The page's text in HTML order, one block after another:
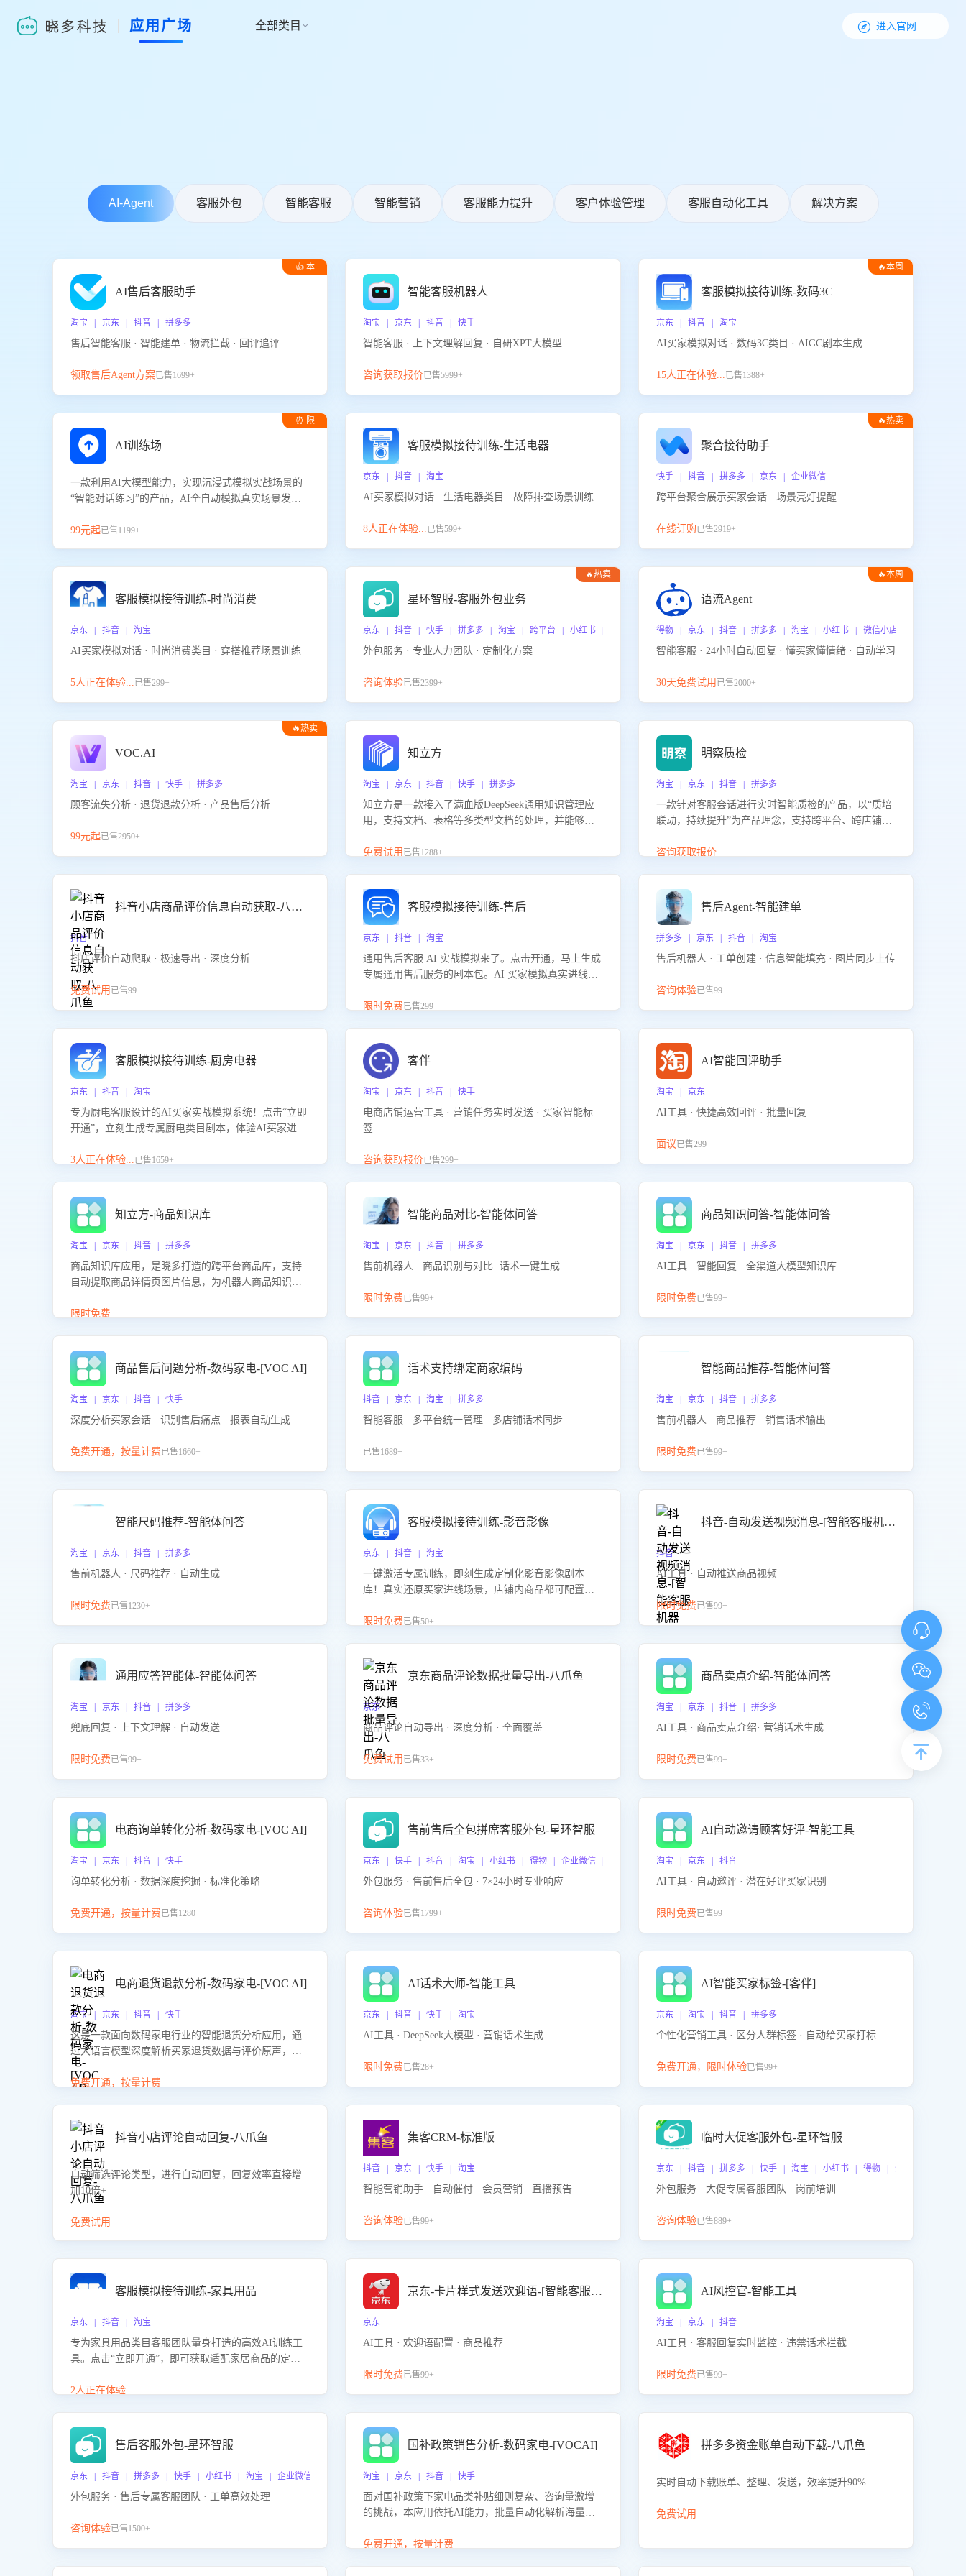
应用广场 全部类目   进入官网
AI-Agent 客服外包 智能客服 智能营销 客服能力提升 客户体验管理 客服自动化工具 解决方案
👍 本
AI售后客服助手
淘宝 | 京东 | 抖音 | 拼多多
售后智能客服 · 智能建单 · 物流拦截 · 回评追评
领取售后Agent方案已售1699+
智能客服机器人
淘宝 | 京东 | 抖音 | 快手
智能客服 · 上下文理解回复 · 自研XPT大模型
咨询获取报价已售5999+
🔥本周
客服模拟接待训练-数码3C
京东 | 抖音 | 淘宝
AI买家模拟对话 · 数码3C类目 · AIGC剧本生成
15人正在体验...已售1388+
⏰ 限
AI训练场
一款利用AI大模型能力，实现沉浸式模拟实战场景的
“智能对话练习”的产品，AI全自动模拟真实场景发生
提升客服团队的销服能力。
99元起已售1199+
客服模拟接待训练-生活电器
京东 | 抖音 | 淘宝
AI买家模拟对话 · 生活电器类目 · 故障排查场景训练
8人正在体验...已售599+
🔥热卖
聚合接待助手
快手 | 抖音 | 拼多多 | 京东 | 企业微信
跨平台聚合展示买家会话 · 场景亮灯提醒
在线订购已售2919+
客服模拟接待训练-时尚消费
京东 | 抖音 | 淘宝
AI买家模拟对话 · 时尚消费类目 · 穿搭推荐场景训练
5人正在体验...已售299+
🔥热卖
星环智服-客服外包业务
京东 | 抖音 | 快手 | 拼多多 | 淘宝 | 跨平台 | 小红书 | 得物 | 企业微信
外包服务 · 专业人力团队 · 定制化方案
咨询体验已售2399+
🔥本周
语流Agent
得物 | 京东 | 抖音 | 拼多多 | 淘宝 | 小红书 | 微信小店 | 快手 | 唯品
智能客服 · 24小时自动回复 · 懂买家懂情绪 · 自动学习
30天免费试用 已售2000+
🔥热卖
VOC.AI
淘宝 | 京东 | 抖音 | 快手 | 拼多多
顾客流失分析 · 退货退款分析 · 产品售后分析
99元起已售2950+
知立方
淘宝 | 京东 | 抖音 | 快手 | 拼多多
知立方是一款接入了满血版DeepSeek通用知识管理应
用，支持文档、表格等多类型文档的处理，并能够基
景提供强大的知识支持，帮助用户高效管理和利用知
免费试用 已售1288+
明察质检
淘宝 | 京东 | 抖音 | 拼多多
一款针对客服会话进行实时智能质检的产品，以“质培
联动，持续提升”为产品理念，支持跨平台、跨店铺的
联动，持续提升客服团队的销服能力。
咨询获取报价
抖音小店商品评价信息自动获取-八爪鱼
抖音
抖店评价自动爬取 · 极速导出 · 深度分析
免费试用 已售99+
客服模拟接待训练-售后
京东 | 抖音 | 淘宝
通用售后客服 AI 实战模拟来了。点击开通，马上生成
专属通用售后服务的剧本包。AI 买家模拟真实进线咨
咨询等售后场景的应对要点，轻松提升服务能力。
限时免费已售299+
售后Agent-智能建单
拼多多 | 京东 | 抖音 | 淘宝
售后机器人 · 工单创建 · 信息智能填充 · 图片同步上传
咨询体验已售99+
客服模拟接待训练-厨房电器
京东 | 抖音 | 淘宝
专为厨电客服设计的AI买家实战模拟系统！点击“立即
开通”，立刻生成专属厨电类目剧本，体验AI买家进线
能咨询”等真实场景应对技巧！
3人正在体验...已售1659+
客伴
淘宝 | 京东 | 抖音 | 快手
电商店铺运营工具 · 营销任务实时发送 · 买家智能标
签
咨询获取报价已售299+
AI智能回评助手
淘宝 | 京东
AI工具 · 快捷高效回评 · 批量回复
面议已售299+
知立方-商品知识库
淘宝 | 京东 | 抖音 | 拼多多
商品知识库应用，是晓多打造的跨平台商品库，支持
自动提取商品详情页图片信息，为机器人商品知识问
商品知识。
限时免费
智能商品对比-智能体问答
淘宝 | 京东 | 抖音 | 拼多多
售前机器人 · 商品识别与对比 ·话术一键生成
限时免费已售99+
商品知识问答-智能体问答
淘宝 | 京东 | 抖音 | 拼多多
AI工具 · 智能回复 · 全渠道大模型知识库
限时免费已售99+
商品售后问题分析-数码家电-[VOC AI]
淘宝 | 京东 | 抖音 | 快手
深度分析买家会话 · 识别售后痛点 · 报表自动生成
免费开通，按量计费已售1660+
话术支持绑定商家编码
抖音 | 京东 | 淘宝 | 拼多多
智能客服 · 多平台统一管理 · 多店铺话术同步
已售1689+
智能商品推荐-智能体问答
淘宝 | 京东 | 抖音 | 拼多多
售前机器人 · 商品推荐 · 销售话术输出
限时免费已售99+
智能尺码推荐-智能体问答
淘宝 | 京东 | 抖音 | 拼多多
售前机器人 · 尺码推荐 · 自动生成
限时免费已售1230+
客服模拟接待训练-影音影像
京东 | 抖音 | 淘宝
一键激活专属训练，即刻生成定制化影音影像剧本
库！真实还原买家进线场景，店铺内商品都可配置到
升客服售前转化率。点击 “立即开通”，快速获取影音
限时免费已售50+
抖音-自动发送视频消息-[智能客服机器人]
抖音
AI工具 · 自动推送商品视频
限时免费已售99+
通用应答智能体-智能体问答
淘宝 | 京东 | 抖音 | 拼多多
兜底回复 · 上下文理解 · 自动发送
限时免费已售99+
京东商品评论数据批量导出-八爪鱼
京东
商品评论自动导出 · 深度分析 · 全面覆盖
免费试用 已售33+
商品卖点介绍-智能体问答
淘宝 | 京东 | 抖音 | 拼多多
AI工具 · 商品卖点介绍· 营销话术生成
限时免费已售99+
电商询单转化分析-数码家电-[VOC AI]
淘宝 | 京东 | 抖音 | 快手
询单转化分析 · 数据深度挖掘 · 标准化策略
免费开通，按量计费已售1280+
售前售后全包拼席客服外包-星环智服
京东 | 快手 | 抖音 | 淘宝 | 小红书 | 得物 | 企业微信 | 跨平台
外包服务 · 售前售后全包 · 7×24小时专业响应
咨询体验已售1799+
AI自动邀请顾客好评-智能工具
淘宝 | 京东 | 抖音
AI工具 · 自动邀评 · 潜在好评买家识别
限时免费已售99+
电商退货退款分析-数码家电-[VOC AI]
淘宝 | 京东 | 抖音 | 快手
这是一款面向数码家电行业的智能退货分析应用，通
过大语言模型深度解析买家退货数据与评价原声，精
准识别产品质量、描述不符、物流破损等核心退货原
因，并输出可落地的改进建议，通过挖掘用户痛点驱
免费开通，按量计费
AI话术大师-智能工具
京东 | 抖音 | 快手 | 淘宝
AI工具 · DeepSeek大模型 · 营销话术生成
限时免费已售28+
AI智能买家标签-[客伴]
京东 | 淘宝 | 抖音 | 拼多多
个性化营销工具 · 区分人群标签 · 自动给买家打标
免费开通，限时体验已售99+
抖音小店评论自动回复-八爪鱼
自动筛选评论类型，进行自动回复，回复效率直接增
加10倍+
免费试用
集客CRM-标准版
抖音 | 京东 | 快手 | 淘宝
智能营销助手 · 自动催付 · 会员营销 · 直播预告
咨询体验已售99+
临时大促客服外包-星环智服
京东 | 抖音 | 拼多多 | 快手 | 淘宝 | 小红书 | 得物 | 企业微信
外包服务 · 大促专属客服团队 · 岗前培训
咨询体验已售889+
客服模拟接待训练-家具用品
京东 | 抖音 | 淘宝
专为家具用品类目客服团队量身打造的高效AI训练工
具。点击“立即开通”，即可获取适配家居商品的定制
客服在家具用品功能、尺寸参数咨询等高频场景下的
2人正在体验...
京东-卡片样式发送欢迎语-[智能客服机器人]
京东
AI工具 · 欢迎语配置 · 商品推荐
限时免费已售99+
AI风控官-智能工具
淘宝 | 京东 | 抖音
AI工具 · 客服回复实时监控 · 违禁话术拦截
限时免费已售99+
售后客服外包-星环智服
京东 | 抖音 | 拼多多 | 快手 | 小红书 | 淘宝 | 企业微信
外包服务 · 售后专属客服团队 · 工单高效处理
咨询体验已售1500+
国补政策销售分析-数码家电-[VOCAI]
淘宝 | 京东 | 抖音 | 快手
面对国补政策下家电品类补贴细则复杂、咨询量激增
的挑战，本应用依托AI能力，批量自动化解析海量客
政策的关注焦点与购买意向，深度洞察决策动因。同
免费开通，按量计费
拼多多资金账单自动下载-八爪鱼
实时自动下载账单、整理、发送，效率提升90%
免费试用